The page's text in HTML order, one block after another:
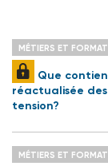
MÉTIERS ET
Que
réactualisée
tension?
MÉTIERS ET